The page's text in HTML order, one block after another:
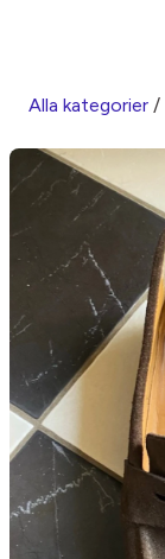
Alla kategorier /